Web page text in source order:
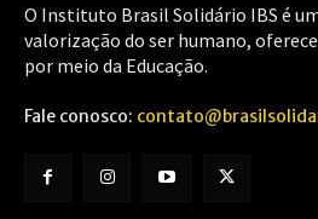
O Instituto Brasil Solidário IBS é
valorização do ser humano,
por meio da Educação.
Fale conosco: